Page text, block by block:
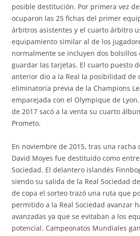
posible destitución. Por primera vez
ocuparon las 25 fichas del primer
árbitros asistentes y el cuarto árbitro
equipamiento similar al de los
normalmente se incluyen dos bolsillos
guardar las tarjetas. El cuarto puesto
anterior dio a la Real la posibilidad de
eliminatoria previa de la Champions
emparejada con el Olympique de
de 2017 sacó a la venta su cuarto
Prometo.
En noviembre de 2015, tras una racha
David Moyes fue destituido como
Sociedad. El delantero islandés
siendo su salida de la Real Sociedad
de copa el sorteo trazó una ruta que
permitido a la Real Sociedad avanzar
avanzadas ya que se evitaban a los
potencial. Campeonatos Mundiales